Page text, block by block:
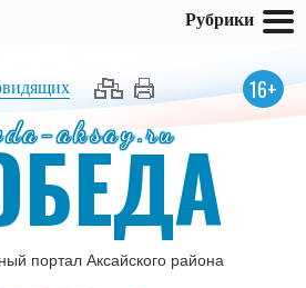
16+
aksay.ru
портал Аксайского района
Рубрики